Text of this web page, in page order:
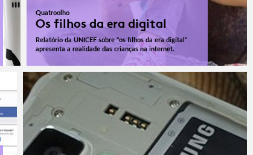
Quatroolho
Os filhos da era digital
Relatório da UNICEF sobre "os filhos da era digital"
apresenta a realidade das crianças na internet.